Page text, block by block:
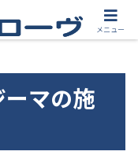
マの施
メニュー